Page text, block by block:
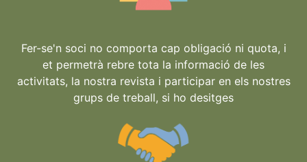
Fer-se'n soci no comporta cap obligació ni quota, i
et permetrà rebre tota la informació de les
activitats, la nostra revista i participar en els nostres
grups de treball, si ho desitges